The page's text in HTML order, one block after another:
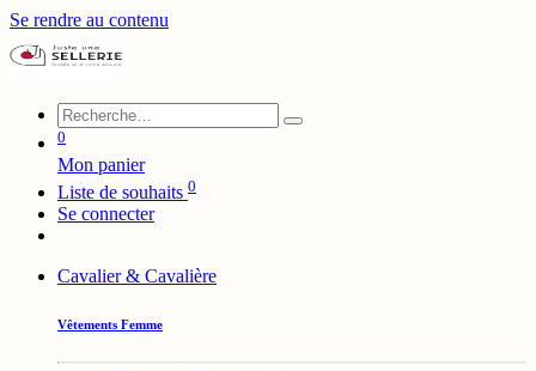
Se rendre au contenu
0
Mon panier
Liste de souhaits 0
Se connecter
Cavalier & Cavalière
Vêtements Femme